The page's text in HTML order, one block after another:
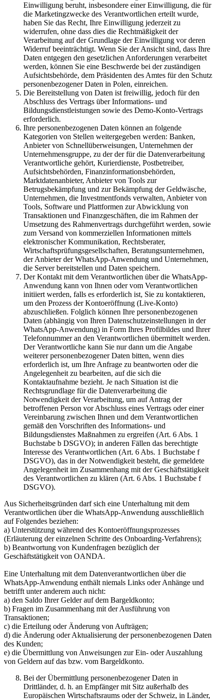
Einwilligung beruht, insbesondere einer Einwilligung, die für
die Marketingzwecke des Verantwortlichen erteilt wurde,
haben Sie das Recht, Ihre Einwilligung jederzeit zu
widerrufen, ohne dass dies die Rechtmäßigkeit der
Verarbeitung auf der Grundlage der Einwilligung vor deren
Widerruf beeinträchtigt. Wenn Sie der Ansicht sind, dass Ihre
Daten entgegen den gesetzlichen Anforderungen verarbeitet
werden, können Sie eine Beschwerde bei der zuständigen
Aufsichtsbehörde, dem Präsidenten des Amtes für den Schutz
personenbezogener Daten in Polen, einreichen.
Die Bereitstellung von Daten ist freiwillig, jedoch für den
Abschluss des Vertrags über Informations- und
Bildungsdienstleistungen sowie des Demo-Konto-Vertrags
erforderlich.
Ihre personenbezogenen Daten können an folgende
Kategorien von Stellen weitergegeben werden: Banken,
Anbieter von Schnellüberweisungen, Unternehmen der
Unternehmensgruppe, zu der der für die Datenverarbeitung
Verantwortliche gehört, Kurierdienste, Postbetreiber,
Aufsichtsbehörden, Finanzinformationsbehörden,
Marktdatenanbieter, Anbieter von Tools zur
Betrugsbekämpfung und zur Bekämpfung der Geldwäsche,
Unternehmen, die Investmentfonds verwalten, Anbieter von
Tools, Software und Plattformen zur Abwicklung von
Transaktionen und Finanzgeschäften, die im Rahmen der
Umsetzung des Rahmenvertrags durchgeführt werden, sowie
zum Versand von kommerziellen Informationen mittels
elektronischer Kommunikation, Rechtsberater,
Wirtschaftsprüfungsgesellschaften, Beratungsunternehmen,
der Anbieter der WhatsApp-Anwendung und Unternehmen,
die Server bereitstellen und Daten speichern.
Der Kontakt mit dem Verantwortlichen über die WhatsApp-
Anwendung kann von Ihnen oder vom Verantwortlichen
initiiert werden, falls es erforderlich ist, Sie zu kontaktieren,
um den Prozess der Kontoeröffnung (Live-Konto)
abzuschließen. Folglich können Ihre personenbezogenen
Daten (abhängig von Ihren Datenschutzeinstellungen in der
WhatsApp-Anwendung) in Form Ihres Profilbildes und Ihrer
Telefonnummer an den Verantwortlichen übermittelt werden.
Der Verantwortliche kann Sie nur dann um die Angabe
weiterer personenbezogener Daten bitten, wenn dies
erforderlich ist, um Ihre Anfrage zu beantworten oder die
Angelegenheit zu bearbeiten, auf die sich die
Kontaktaufnahme bezieht. Je nach Situation ist die
Rechtsgrundlage für die Datenverarbeitung die
Notwendigkeit der Verarbeitung, um auf Antrag der
betroffenen Person vor Abschluss eines Vertrags oder einer
Vereinbarung zwischen Ihnen und dem Verantwortlichen
gemäß den Vorschriften des Informations- und
Bildungsdienstes Maßnahmen zu ergreifen (Art. 6 Abs. 1
Buchstabe b DSGVO); in anderen Fällen das berechtigte
Interesse des Verantwortlichen (Art. 6 Abs. 1 Buchstabe f
DSGVO), das in der Notwendigkeit besteht, die gemeldete
Angelegenheit im Zusammenhang mit der Geschäftstätigkeit
des Verantwortlichen zu klären (Art. 6 Abs. 1 Buchstabe f
DSGVO).
Aus Sicherheitsgründen darf sich eine Unterhaltung mit dem
Verantwortlichen über die WhatsApp-Anwendung ausschließlich
auf Folgendes beziehen:
a) Unterstützung während des Kontoeröffnungsprozesses
(Erläuterung der einzelnen Schritte des Onboarding-Verfahrens);
b) Beantwortung von Kundenfragen bezüglich der
Geschäftstätigkeit von OANDA.
Eine Unterhaltung mit dem Datenverantwortlichen über die
WhatsApp-Anwendung enthält niemals Links oder Anhänge und
betrifft unter anderem auch nicht:
a) den Saldo Ihrer Gelder auf dem Bargeldkonto;
b) Fragen im Zusammenhang mit der Ausführung von
Transaktionen;
c) die Erteilung oder Änderung von Aufträgen;
d) die Änderung oder Aktualisierung der personenbezogenen Daten
des Kunden;
e) die Übermittlung von Anweisungen zur Ein- oder Auszahlung
von Geldern auf das bzw. vom Bargeldkonto.
Bei der Übermittlung personenbezogener Daten in
Drittländer, d. h. an Empfänger mit Sitz außerhalb des
Europäischen Wirtschaftsraums oder der Schweiz, in Länder,